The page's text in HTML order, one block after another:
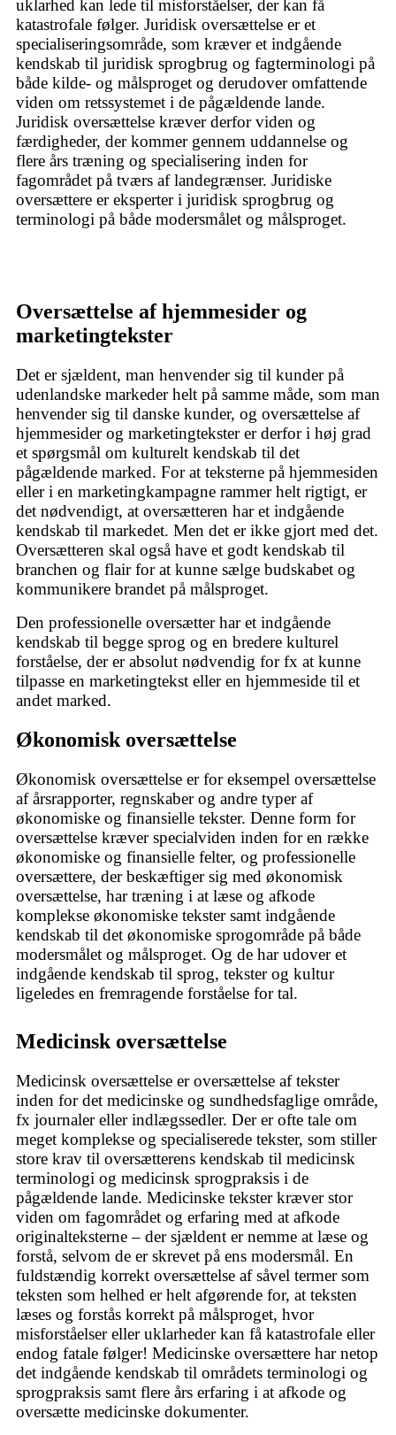
uklarhed kan lede til misforståelser, der kan få
katastrofale følger. Juridisk oversættelse er et
specialiseringsområde, som kræver et indgående
kendskab til juridisk sprogbrug og fagterminologi på
både kilde- og målsproget og derudover omfattende
viden om retssystemet i de pågældende lande.
Juridisk oversættelse kræver derfor viden og
færdigheder, der kommer gennem uddannelse og
flere års træning og specialisering inden for
fagområdet på tværs af landegrænser. Juridiske
oversættere er eksperter i juridisk sprogbrug og
terminologi på både modersmålet og målsproget.
Oversættelse af hjemmesider og
marketingtekster
Det er sjældent, man henvender sig til kunder på
udenlandske markeder helt på samme måde, som man
henvender sig til danske kunder, og oversættelse af
hjemmesider og marketingtekster er derfor i høj grad
et spørgsmål om kulturelt kendskab til det
pågældende marked. For at teksterne på hjemmesiden
eller i en marketingkampagne rammer helt rigtigt, er
det nødvendigt, at oversætteren har et indgående
kendskab til markedet. Men det er ikke gjort med det.
Oversætteren skal også have et godt kendskab til
branchen og flair for at kunne sælge budskabet og
kommunikere brandet på målsproget.
Den professionelle oversætter har et indgående
kendskab til begge sprog og en bredere kulturel
forståelse, der er absolut nødvendig for fx at kunne
tilpasse en marketingtekst eller en hjemmeside til et
andet marked.
Økonomisk oversættelse
Økonomisk oversættelse er for eksempel oversættelse
af årsrapporter, regnskaber og andre typer af
økonomiske og finansielle tekster. Denne form for
oversættelse kræver specialviden inden for en række
økonomiske og finansielle felter, og professionelle
oversættere, der beskæftiger sig med økonomisk
oversættelse, har træning i at læse og afkode
komplekse økonomiske tekster samt indgående
kendskab til det økonomiske sprogområde på både
modersmålet og målsproget. Og de har udover et
indgående kendskab til sprog, tekster og kultur
ligeledes en fremragende forståelse for tal.
Medicinsk oversættelse
Medicinsk oversættelse er oversættelse af tekster
inden for det medicinske og sundhedsfaglige område,
fx journaler eller indlægssedler. Der er ofte tale om
meget komplekse og specialiserede tekster, som stiller
store krav til oversætterens kendskab til medicinsk
terminologi og medicinsk sprogpraksis i de
pågældende lande. Medicinske tekster kræver stor
viden om fagområdet og erfaring med at afkode
originalteksterne – der sjældent er nemme at læse og
forstå, selvom de er skrevet på ens modersmål. En
fuldstændig korrekt oversættelse af såvel termer som
teksten som helhed er helt afgørende for, at teksten
læses og forstås korrekt på målsproget, hvor
misforståelser eller uklarheder kan få katastrofale eller
endog fatale følger! Medicinske oversættere har netop
det indgående kendskab til områdets terminologi og
sprogpraksis samt flere års erfaring i at afkode og
oversætte medicinske dokumenter.